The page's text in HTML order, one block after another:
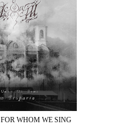
WHOM WE SING